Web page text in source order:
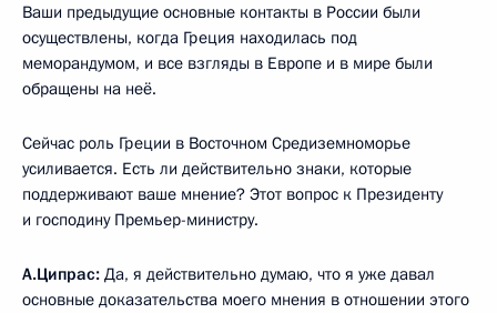
Ваши предыдущие основные контакты в России были
осуществлены, когда Греция находилась под
меморандумом, и все взгляды в Европе и в мире были
обращены на неё.
Сейчас роль Греции в Восточном Средиземноморье
усиливается. Есть ли действительно знаки, которые
поддерживают ваше мнение? Этот вопрос к Президенту
и господину Премьер-министру.
А.Ципрас: Да, я действительно думаю, что я уже давал
основные доказательства моего мнения в отношении этого